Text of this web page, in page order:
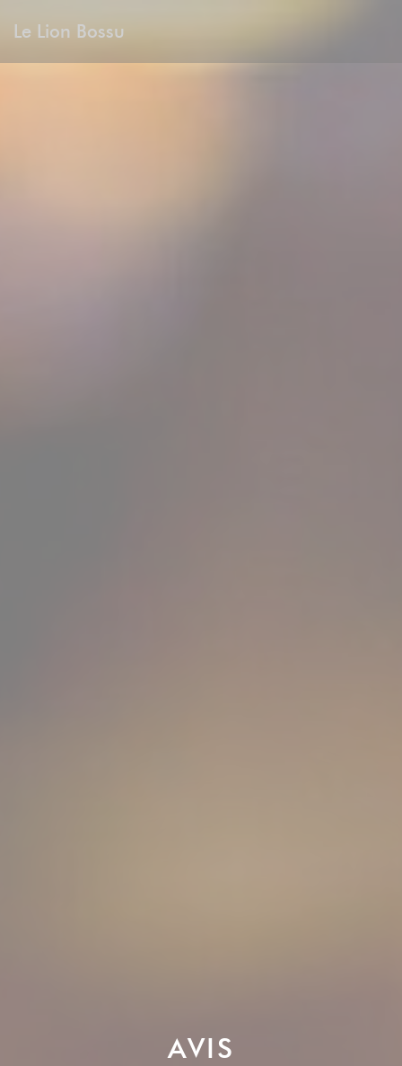
Le Lion Bossu
AVIS